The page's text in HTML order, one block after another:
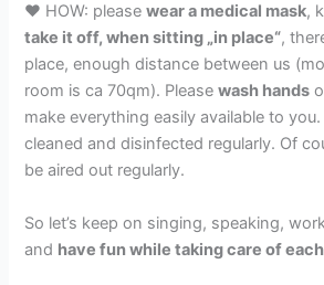
♥ HOW: pleasewear a medical mask,
take it off, when sitting „in place“,
place, enough distance between us
room is ca 70qm). Pleasewash hands
make everything easily available to
cleaned and disinfected regularly. Of
be aired out regularly.
So let’s keep on singing, speaking,
and have fun while taking care of